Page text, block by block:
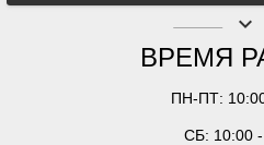
keyboard_arrow_down
ВРЕМЯ
ПН-ПТ:
СБ: 10:00